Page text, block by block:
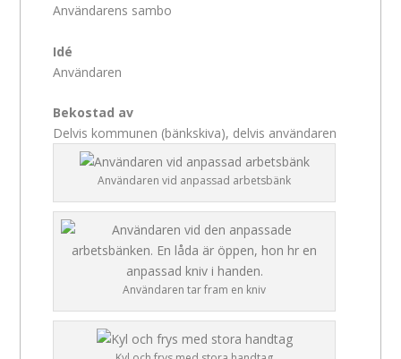
Användarens sambo
Idé
Användaren
Bekostad av
Delvis kommunen (bänkskiva), delvis användaren
Användaren vid anpassad arbetsbänk
Användaren tar fram en kniv